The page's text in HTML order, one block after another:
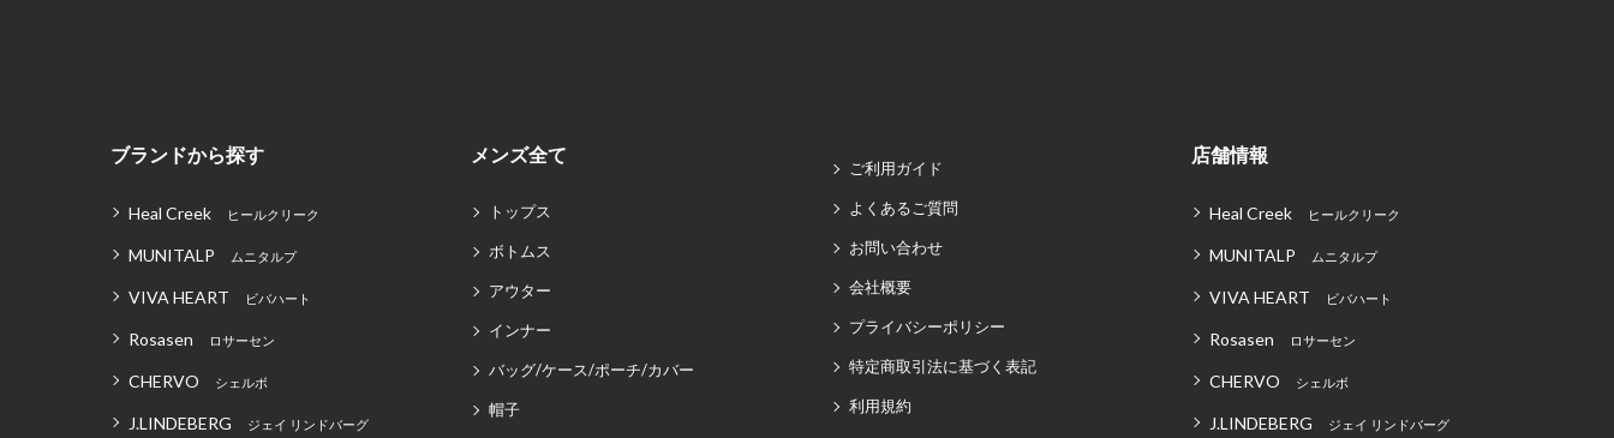
ブランドから探す
Heal Creek ヒールクリーク
MUNITALP ムニタルプ
VIVA HEART ビバハート
Rosasen ロサーセン
CHERVO シェルボ
J.LINDEBERG ジェイ リンドバーグ
メンズ全て
トップス
ボトムス
アウター
インナー
バッグ/ケース/ポーチ/カバー
帽子
ご利用ガイド
よくあるご質問
お問い合わせ
会社概要
プライバシーポリシー
特定商取引法に基づく表記
利用規約
店舗情報
Heal Creek ヒールクリーク
MUNITALP ムニタルプ
VIVA HEART ビバハート
Rosasen ロサーセン
CHERVO シェルボ
J.LINDEBERG ジェイ リンドバーグ